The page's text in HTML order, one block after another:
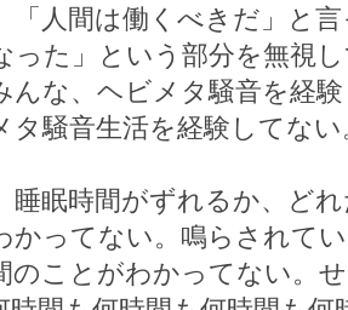
「人間は働くべきだ」と言
った」という部分を無視
んな、ヘビメタ騒音を経
タ騒音生活を経験してない
睡眠時間がずれるか、どれ
かってない。鳴らされて
のことがわかってない。